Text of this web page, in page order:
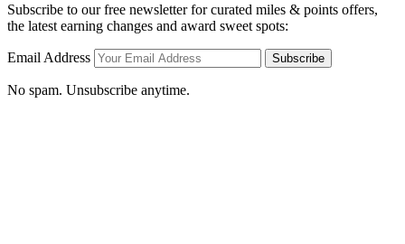
Subscribe to our free newsletter for curated miles & points offers,
the latest earning changes and award sweet spots:
Email Address Subscribe
No spam. Unsubscribe anytime.